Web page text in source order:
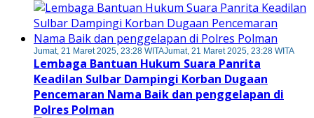
Jumat, 21 Maret 2025, 23:28 WITAJumat, 21 Maret 2025, 23:28 WITA
Lembaga Bantuan Hukum Suara Panrita
Keadilan Sulbar Dampingi Korban Dugaan
Pencemaran Nama Baik dan penggelapan di
Polres Polman